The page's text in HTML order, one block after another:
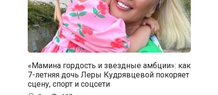
«Мамина гордость и звездные амбции»: как
7-летняя дочь Леры Кудрявцевой покоряет
сцену, спорт и соцсети